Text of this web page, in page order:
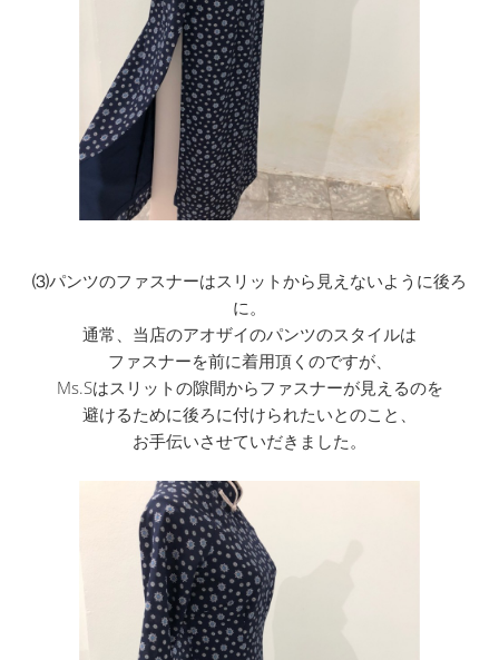
⑶パンツのファスナーはスリットから見えないように後ろ
に。
通常、当店のアオザイのパンツのスタイルは
ファスナーを前に着用頂くのですが、
Ms.Sはスリットの隙間からファスナーが見えるのを
避けるために後ろに付けられたいとのこと、
お手伝いさせていだきました。